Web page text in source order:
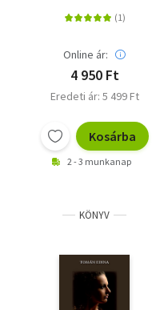
Online ár:
4 950 Ft
Eredeti ár: 5 499 Ft
Kosárba
2 - 3 munkanap
KÖNYV